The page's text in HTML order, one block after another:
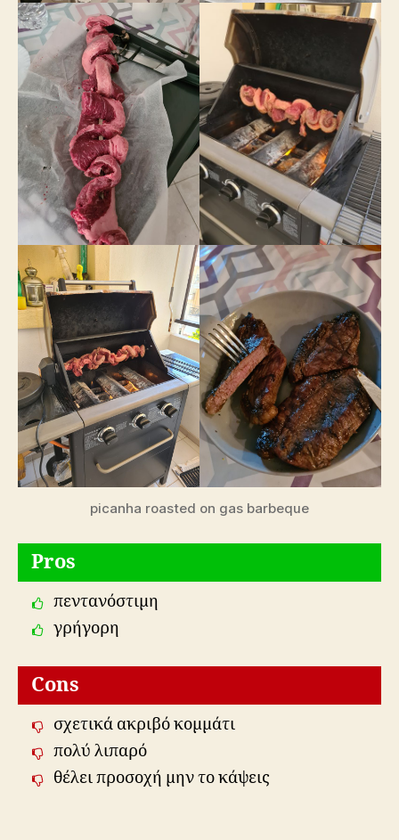
picanha roasted on gas barbeque
Pros
πεντανόστιμη
γρήγορη
Cons
σχετικά ακριβό κομμάτι
πολύ λιπαρό
θέλει προσοχή μην το κάψεις